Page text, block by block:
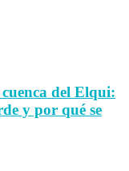
del Elqui:
y por qué se